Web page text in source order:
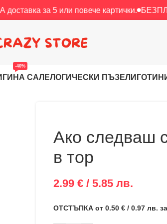
5 или повече картички. БЕЗПЛАТНА
НА САЛЕ
-40%
ЛОГИЧЕСКИ ПЪЗЕЛИ
Ако следваш
в тор
2.99 € / 5.85 лв.
ОТСТЪПКА от 0.50 € / 0.97 лв.